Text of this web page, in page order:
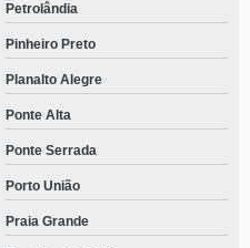
Petrolândia
Pinheiro Preto
Planalto Alegre
Ponte Alta
Ponte Serrada
Porto União
Praia Grande